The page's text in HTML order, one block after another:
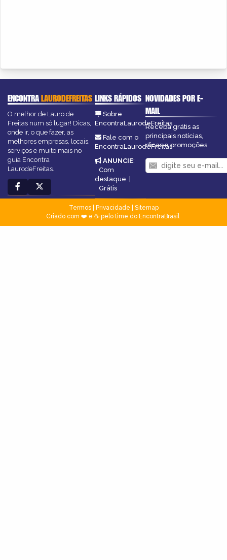
ENCONTRALAURODEFREITAS
O melhor de Lauro de
Freitas num só lugar! Dicas,
onde ir, o que fazer, as
melhores empresas, locais,
serviços e muito mais no
guia Encontra
LaurodeFreitas.
LINKS RÁPIDOS
Sobre
EncontraLaurodeFreitas
Fale com o
EncontraLaurodeFreitas
ANUNCIE:
Com
destaque |
Grátis
NOVIDADES POR E-
MAIL
Receba grátis as
principais notícias,
dicas e promoções
Termos| Privacidade
Sitemap
Criado com ❤️ e ☕ pelo time do EncontraBrasil